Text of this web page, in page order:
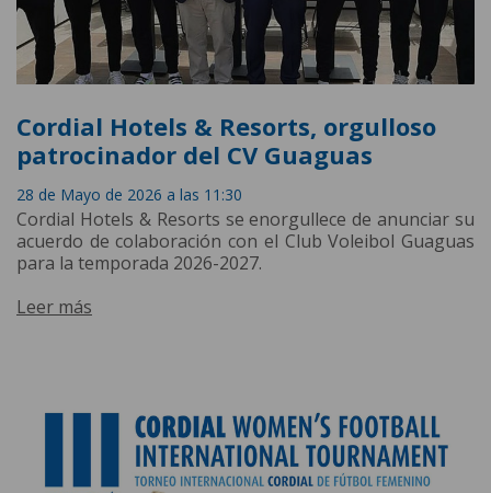
Cordial Hotels & Resorts, orgulloso
patrocinador del CV Guaguas
28 de Mayo de 2026 a las 11:30
Cordial Hotels & Resorts se enorgullece de anunciar su
acuerdo de colaboración con el Club Voleibol Guaguas
para la temporada 2026-2027.
Leer más